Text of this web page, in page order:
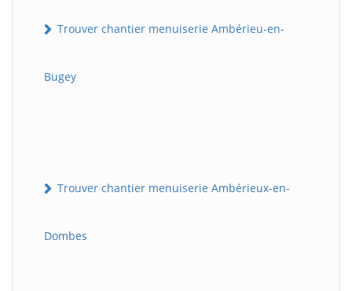
Trouver chantier menuiserie Ambérieu-en-
Bugey
Trouver chantier menuiserie Ambérieux-en-
Dombes